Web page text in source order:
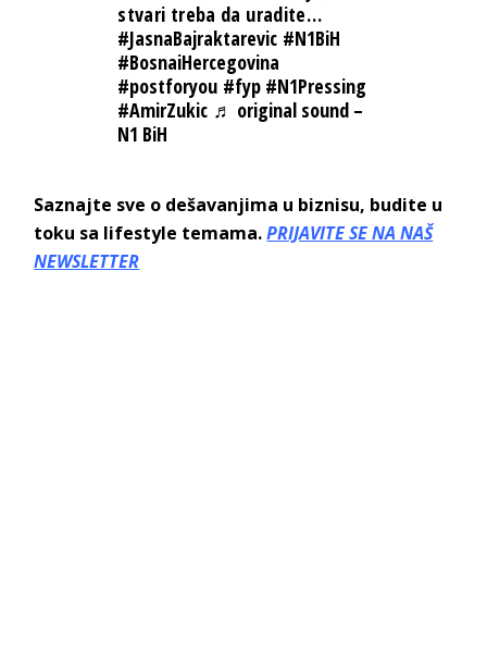
stvari treba da uradite…
#JasnaBajraktarevic #N1BiH
#BosnaiHercegovina
#postforyou #fyp #N1Pressing
#AmirZukic ♬ original sound –
N1 BiH
Saznajte sve o dešavanjima u biznisu, budite u
toku sa lifestyle temama.PRIJAVITE SE NA NAŠ
NEWSLETTER